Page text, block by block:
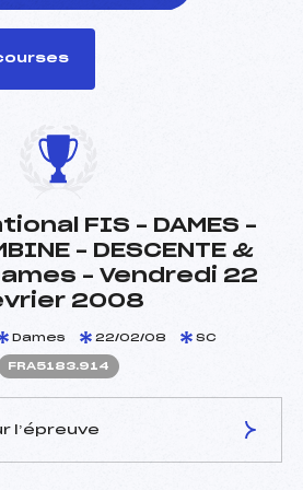
FIS – DAMES –
– DESCENTE &
– Vendredi 22
2008
Dames 22/02/08 SC
FRA5183.914
l’épreuve